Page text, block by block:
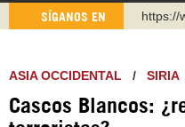
SÍGANOS EN
https://
http://
ASIA OCCIDENTAL / SIRIA
Cascos Blancos: